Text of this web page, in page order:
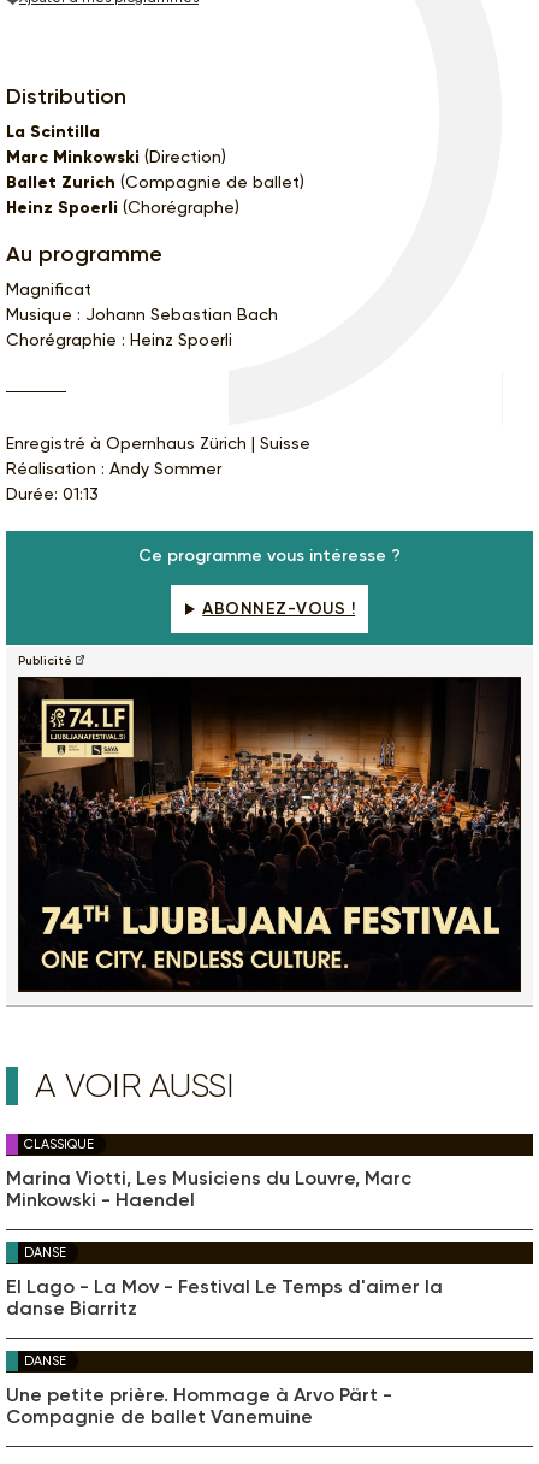
Distribution
La Scintilla
Marc Minkowski (Direction)
Ballet Zurich (Compagnie de ballet)
Heinz Spoerli (Chorégraphe)
Au programme
Magnificat
Musique : Johann Sebastian Bach
Chorégraphie : Heinz Spoerli
Enregistré à Opernhaus Zürich | Suisse
Réalisation : Andy Sommer
Durée: 01:13
Ce programme vous intéresse ?
ABONNEZ-VOUS !
Publicité
A VOIR AUSSI
CLASSIQUE
Marina Viotti, Les Musiciens du Louvre, Marc
Minkowski - Haendel
DANSE
El Lago - La Mov - Festival Le Temps d'aimer la
danse Biarritz
DANSE
Une petite prière. Hommage à Arvo Pärt -
Compagnie de ballet Vanemuine